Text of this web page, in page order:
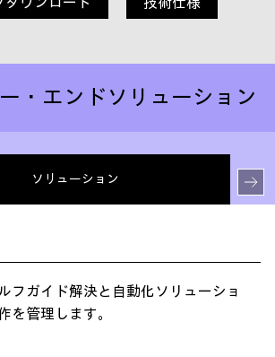
・エンドソリューション
ソリューション
フガイド解決と自動化ソリューショ
を管理します。